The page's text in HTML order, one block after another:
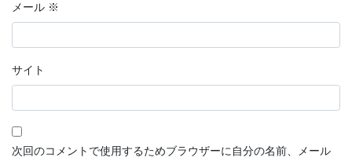
メール ※
サイト
次回のコメントで使用するためブラウザーに自分の名前、メール